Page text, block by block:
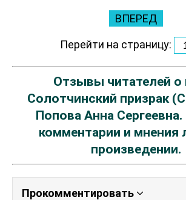
ВПЕРЕД
Перейти на страницу:
Отзывы читателей о
Солотчинский призрак
Попова Анна Сергеевна.
комментарии и мнения
произведении.
Прокомментировать